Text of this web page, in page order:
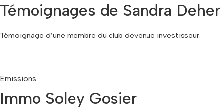
Témoignages de Sandra Deher
Témoignage d’une membre du club devenue investisseur.
Emissions
Immo Soley Gosier